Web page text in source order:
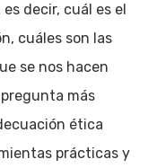
decir, cuál es el
cuáles son las
se nos hacen
más
ética
prácticas y